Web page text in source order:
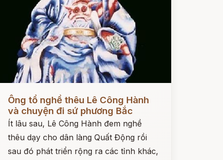
Đọc ngay
Ông tổ nghề thêu Lê Công Hành
và chuyện đi sứ phương Bắc
Ít lâu sau, Lê Công Hành đem nghề
thêu dạy cho dân làng Quất Động rồi
sau đó phát triển rộng ra các tỉnh khác,